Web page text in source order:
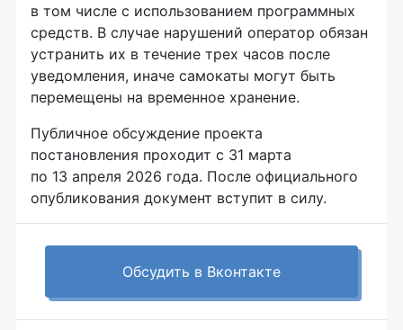
в том числе с использованием программных
средств. В случае нарушений оператор обязан
устранить их в течение трех часов после
уведомления, иначе самокаты могут быть
перемещены на временное хранение.
Публичное обсуждение проекта
постановления проходит с 31 марта
по 13 апреля 2026 года. После официального
опубликования документ вступит в силу.
Обсудить в Вконтакте